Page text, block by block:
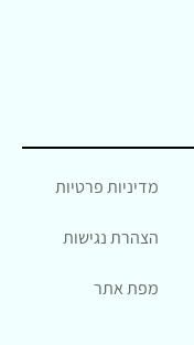
מדיניות פרטיות
הצהרת נגישות
מפת אתר